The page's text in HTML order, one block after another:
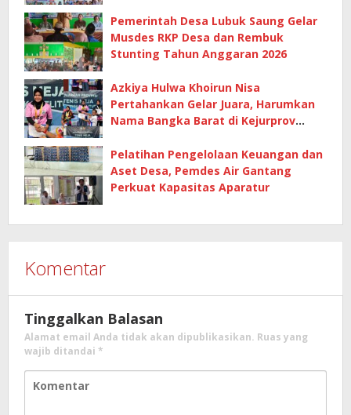
Pemerintah Desa Lubuk Saung Gelar
Musdes RKP Desa dan Rembuk
Stunting Tahun Anggaran 2026
Azkiya Hulwa Khoirun Nisa
Pertahankan Gelar Juara, Harumkan
Nama Bangka Barat di Kejurprov
Pelatihan Pengelolaan Keuangan dan
Aset Desa, Pemdes Air Gantang
Perkuat Kapasitas Aparatur
Komentar
Tinggalkan Balasan
Alamat email Anda tidak akan dipublikasikan. Ruas yang
wajib ditandai *